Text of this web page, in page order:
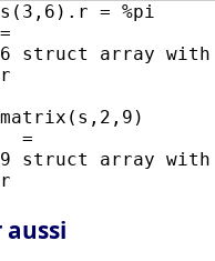
= %pi
struct array with
=
struct array with
aussi